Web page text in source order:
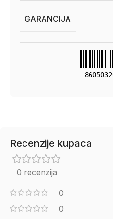
GARANCIJA
Recenzije kupaca
0 recenzija
0
0